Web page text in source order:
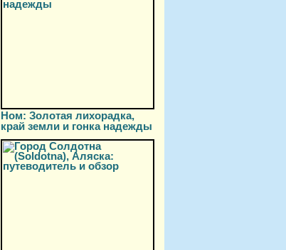
Ном: Золотая лихорадка,
край земли и гонка надежды